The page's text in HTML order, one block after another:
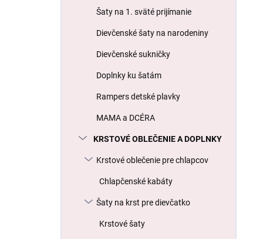
Šaty na 1. sväté prijímanie
Dievčenské šaty na narodeniny
Dievčenské sukničky
Doplnky ku šatám
Rampers detské plavky
MAMA a DCÉRA
KRSTOVÉ OBLEČENIE A DOPLNKY
Krstové oblečenie pre chlapcov
Chlapčenské kabáty
Šaty na krst pre dievčatko
Krstové šaty